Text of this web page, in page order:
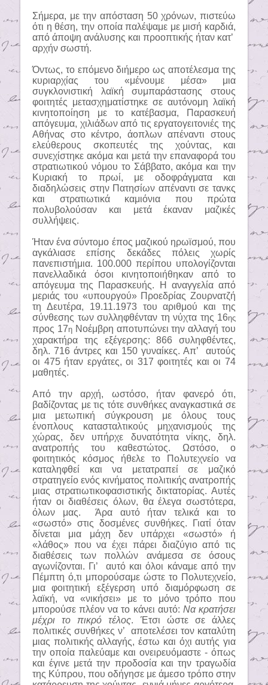
Σήμερα, με την απόσταση 50 χρόνων, πιστεύω
ότι η θέση, την οποία παλέψαμε με μισή καρδιά,
από άποψη ανάλυσης και προοπτικής ήταν κατ’
αρχήν σωστή.
Όντως, το επόμενο διήμερο ως αποτέλεσμα της
κυριαρχίας του «μένουμε μέσα» μια
συγκλονιστική λαϊκή συμπαράστασης στους
φοιτητές μετασχηματίστηκε σε αυτόνομη λαϊκή
κινητοποίηση με το κατέβασμα, Παρασκευή
απόγευμα, χιλιάδων από τις εργατογειτονιές της
Αθήνας στο κέντρο, άοπλων απέναντι στους
ελεύθερους σκοπευτές της χούντας, και
συνεχίστηκε ακόμα και μετά την επαναφορά του
στρατιωτικού νόμου το Σάββατο, ακόμα και την
Κυριακή το πρωί, με οδοφράγματα και
διαδηλώσεις στην Πατησίων απέναντι σε τανκς
και στρατιωτικά καμιόνια που πρώτα
πολυβολούσαν και μετά έκαναν μαζικές
συλλήψεις.
Ήταν ένα σύντομο έπος μαζικού ηρωϊσμού, που
αγκάλιασε επίσης δεκάδες πόλεις χωρίς
πανεπιστήμια. 100.000 περίπου υπολογίζονται
πανελλαδικά όσοι κινητοποιήθηκαν από το
απόγευμα της Παρασκευής. Η αναγγελία από
μεριάς του «υπουργού» Προεδρίας Ζουρνατζή
τη Δευτέρα, 19.11.1973 του αριθμού και της
σύνθεσης των συλληφθένταν τη νύχτα της 16ης
προς 17ηΝοέμβρη αποτυπώνει την αλλαγή του
χαρακτήρα της εξέγερσης: 866 συληφθέντες,
δηλ. 716 άντρες και 150 γυναίκες. Απ’
αυτούς
οι 475 ήταν εργάτες, οι 317 φοιτητές και οι 74
μαθητές.
Από την αρχή, ωστόσο, ήταν φανερό ότι,
βαδίζοντας με τις τότε συνθήκες αναγκαστικά σε
μια μετωπική σύγκρουση με όλους τους
ένοπλους κατασταλτικούς μηχανισμούς της
χώρας, δεν υπήρχε δυνατότητα νίκης, δηλ.
ανατροπής του καθεστώτος. Ωστόσο, ο
φοιτητικός κόσμος ήθελε το Πολυτεχνείο να
καταληφθεί και να μετατραπεί σε μαζικό
στρατηγείο ενός κινήματος πολιτικής ανατροπής
μιας στρατιωτικοφασιστικής δικτατορίας. Αυτές
ήταν οι διαθέσεις όλων, θα έλεγα σωστότερα,
όλων μας.
Άρα αυτό ήταν τελικά και το
«σωστό» στις δοσμένες συνθήκες. Γιατί όταν
δίνεται μια μάχη δεν υπάρχει «σωστό» ή
«λάθος» που να έχει πάρει διαζύγιο από τις
διαθέσεις των πολλών ανάμεσα σε όσους
αγωνίζονται. Γι’
αυτό και όλοι κάναμε από την
Πέμπτη ό,τι μπορούσαμε ώστε το Πολυτεχνείο,
μια φοιτητική εξέγερση υπό διαμόρφωση σε
λαϊκή, να «νικήσει» με το μόνο τρόπο που
μπορούσε πλέον να το κάνει αυτό: Να κρατήσει
μέχρι το πικρό τέλος. Έτσι ώστε σε άλλες
πολιτικές συνθήκες ν’
αποτελέσει τον καταλύτη
μιας πολιτικής αλλαγής, έστω και όχι αυτής για
την οποία παλεύαμε και ονειρευόμαστε - όπως
και έγινε μετά την προδοσία και την τραγωδία
της Κύπρου, που οδήγησε με άμεσο τρόπο στην